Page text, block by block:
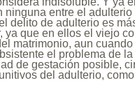
ninguna entre el
delito de adulterio es
ya que en ellos el viejo
matrimonio, aun
el problema de
de gestación posible,
del adulterio,